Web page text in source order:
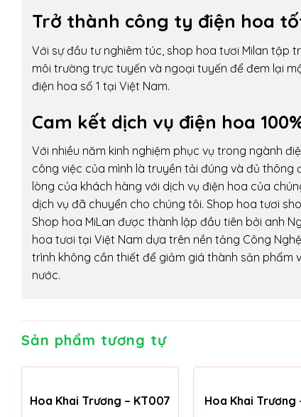
Trở thành công ty điện hoa
Với sự đầu tư nghiêm túc, shop hoa tươi Milan tập
môi trường trực tuyến và ngoại tuyến để đem lại
điện hoa số 1 tại Việt Nam.
Cam kết dịch vụ điện hoa
Với nhiều năm kinh nghiệm phục vụ trong ngành
công việc của mình là truyền tải đúng và đủ thông
lòng của khách hàng với dịch vụ điện hoa của
dịch vụ đã chuyển cho chúng tôi. Shop hoa tươi
Shop hoa MiLan được thành lập đầu tiên bởi anh
hoa tươi tại Việt Nam dựa trên nền tảng Công
trình không cần thiết để giảm giá thành sản phẩm
nước.
Sản phẩm tương tự
Hoa Khai Trương – KT007 Hoa Khai Trương